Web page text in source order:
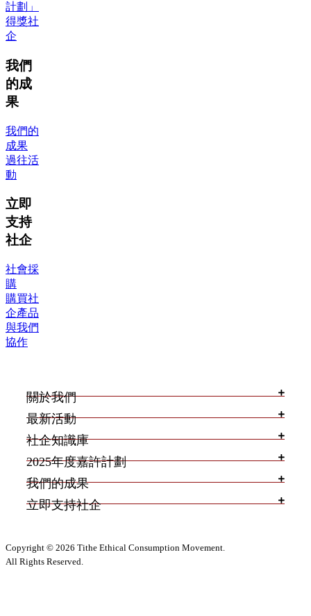
計劃」
得獎社
企
我們
的成
果
我們的
成果
過往活
動
立即
支持
社企
社會採
購
購買社
企產品
與我們
協作
關於我們
最新活動
社企知識庫
2025年度嘉許計劃
我們的成果
立即支持社企
Copyright © 2026 Tithe Ethical Consumption Movement.
All Rights Reserved.